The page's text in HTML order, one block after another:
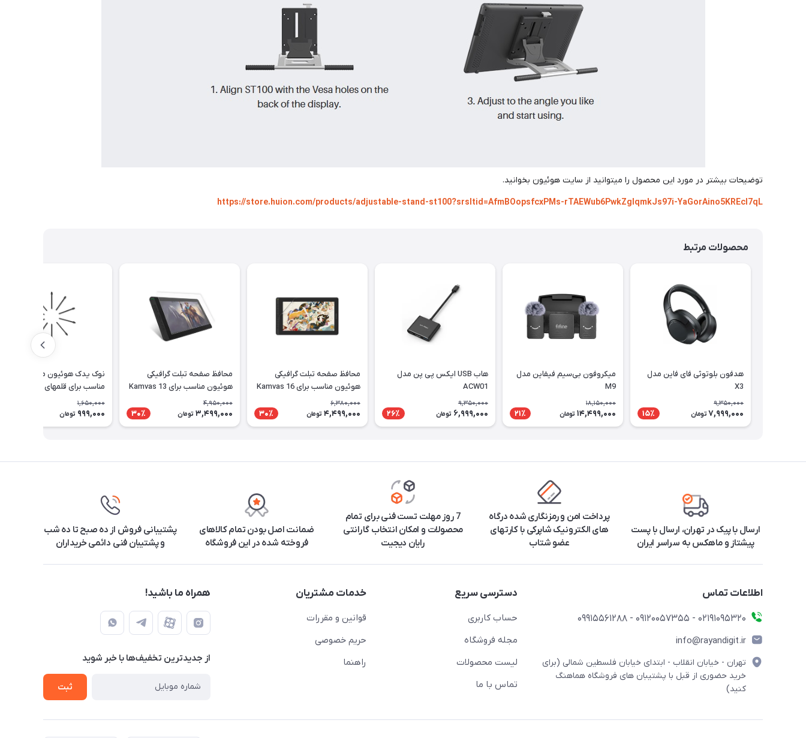
توضیحات بیشتر در مورد این محصول را میتوانید از سایت هوئیون بخوانید.
https://store.huion.com/products/adjustable-stand-st100?srsltid=AfmBOopsfcxPMs-rTAEWub6PwkZglqmkJs97i-YaGorAino5KREcI7qL
محصولات مرتبط
هدفون بلوتوثی فای فاین مدل
X3
9,350,000
7,999,000 تومان 15٪
میکروفون بی‌سیم فیفاین مدل
M9
18,150,000
14,499,000 تومان 21٪
هاب USB ایکس پی پن مدل
ACW01
9,350,000
6,999,000 تومان 26٪
محافظ صفحه تبلت گرافیکی
هوئیون مناسب برای Kamvas 16
6,380,000
4,499,000 تومان 30٪
محافظ صفحه تبلت گرافیکی
هوئیون مناسب برای Kamvas 13
4,950,000
3,499,000 تومان 30٪
PW110
1,650,000
999,000 تومان
ارسال با پیک در تهران، ارسال با پست
پیشتاز و ماهکس به سراسر ایران
پرداخت امن و رمزنگاری شده درگاه
های الکترونیک شاپرکی با کارتهای
عضو شتاب
7 روز مهلت تست فنی برای تمام
محصولات و امکان انتخاب گارانتی
رایان دیجیت
ضمانت اصل بودن تمام کالاهای
فروخته شده در این فروشگاه
پشتیبانی فروش از ده صبح تا ده شب
و پشتیبان فنی دائمی خریداران
اطلاعات تماس
۰۲۱91095320 - 09120057355 - 09915561288
info@rayandigit.ir
تهران - خیابان انقلاب - ابتدای خیابان فلسطین شمالی (برای
خرید حضوری از قبل با پشتیبان های فروشگاه هماهنگ
کنید)
دسترسی سریع
حساب کاربری
مجله فروشگاه
لیست محصولات
تماس با ما
خدمات مشتریان
قوانین و مقررات
حریم خصوصی
راهنما
همراه ما باشید!
از جدید‌ترین تخفیف‌ها با‌ خبر شوید
ثبت